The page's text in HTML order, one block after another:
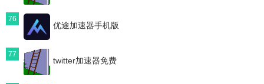
76
优途加速器手机版
77
twitter加速器免费